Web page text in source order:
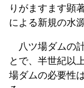
りがますます顕
による新規の水
八ツ場ダムの
とで、半世紀以
場ダムの必要性